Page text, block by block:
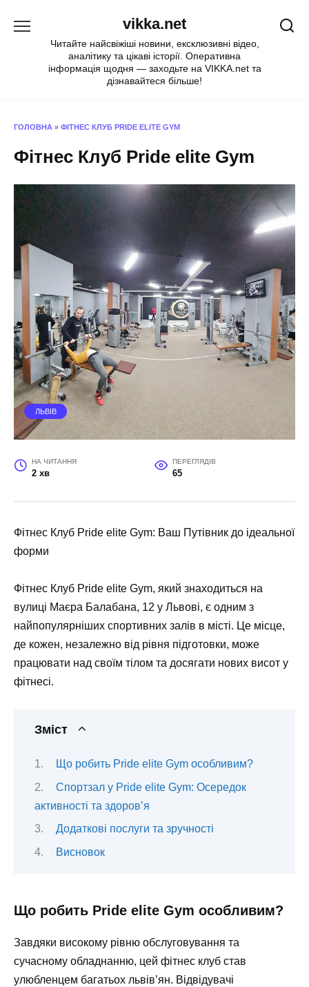
vikka.net
Читайте найсвіжіші новини, ексклюзивні відео,
аналітику та цікаві історії. Оперативна
інформація щодня — заходьте на VIKKA.net та
дізнавайтеся більше!
ГОЛОВНА » ФІТНЕС КЛУБ PRIDE ELITE GYM
Фітнес Клуб Pride elite Gym
ЛЬВІВ
НА ЧИТАННЯ
2 хв
ПЕРЕГЛЯДІВ
65
Фітнес Клуб Pride elite Gym: Ваш Путівник до ідеальної
форми
Фітнес Клуб Pride elite Gym, який знаходиться на
вулиці Маєра Балабана, 12 у Львові, є одним з
найпопулярніших спортивних залів в місті. Це місце,
де кожен, незалежно від рівня підготовки, може
працювати над своїм тілом та досягати нових висот у
фітнесі.
Зміст
Що робить Pride elite Gym особливим?
Спортзал у Pride elite Gym: Осередок
активності та здоров’я
Додаткові послуги та зручності
Висновок
Що робить Pride elite Gym особливим?
Завдяки високому рівню обслуговування та
сучасному обладнанню, цей фітнес клуб став
улюбленцем багатьох львів’ян. Відвідувачі